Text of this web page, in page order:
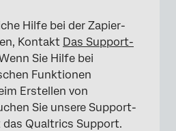
Hilfe bei der Zapier-
Kontakt Das Support-
Sie Hilfe bei
Funktionen
Erstellen von
Sie unsere Support-
Qualtrics Support.